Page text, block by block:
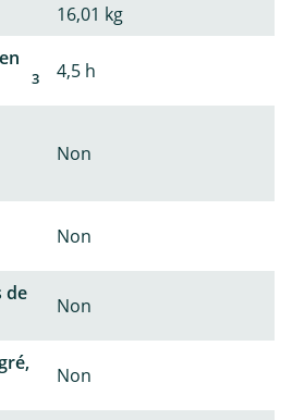
16,01 kg
3 4,5 h
Non
Non
de
Non
Non